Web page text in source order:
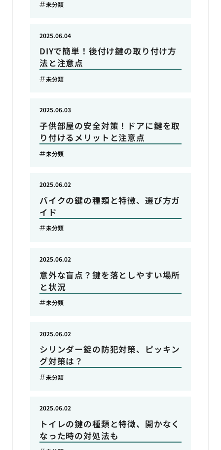
未分類
DIYで簡単！後付け鍵の取り付け方
法と注意点
2025.06.04
未分類
子供部屋の安全対策！ドアに鍵を取
り付けるメリットと注意点
2025.06.03
未分類
バイクの鍵の種類と特徴、選び方ガ
イド
2025.06.02
未分類
意外な盲点？鍵を落としやすい場所
と状況
2025.06.02
未分類
シリンダー錠の防犯対策、ピッキン
グ対策は？
2025.06.02
未分類
トイレの鍵の種類と特徴、開かなく
なった時の対処法も
2025.06.02